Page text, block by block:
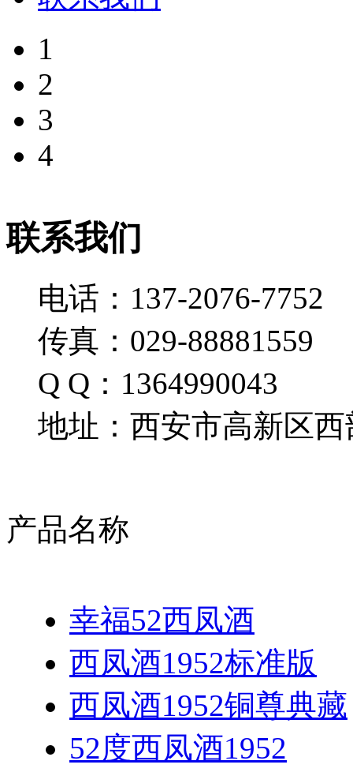
1
2
3
4
联系我们
电话：137-2076-7752
传真：029-88881559
Q Q：1364990043
地址：西安市高新区西
产品名称
幸福52西凤酒
西凤酒1952标准版
西凤酒1952铜尊典藏
52度西凤酒1952